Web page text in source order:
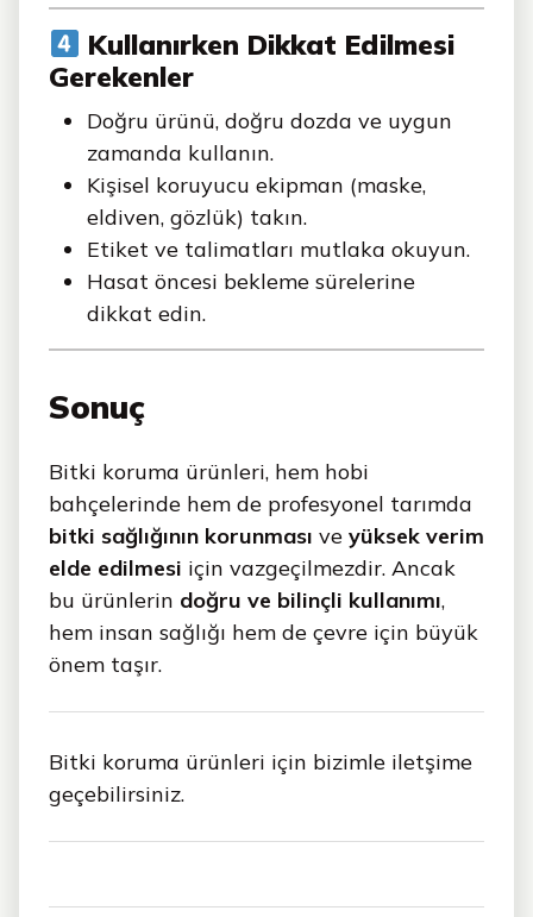
Kullanırken Dikkat Edilmesi
Gerekenler
Doğru ürünü, doğru dozda ve uygun
zamanda kullanın.
Kişisel koruyucu ekipman (maske,
eldiven, gözlük) takın.
Etiket ve talimatları mutlaka okuyun.
Hasat öncesi bekleme sürelerine
dikkat edin.
Sonuç
Bitki koruma ürünleri, hem hobi
bahçelerinde hem de profesyonel tarımda
bitki sağlığının korunması ve yüksek verim
elde edilmesi için vazgeçilmezdir. Ancak
bu ürünlerin doğru ve bilinçli kullanımı,
hem insan sağlığı hem de çevre için büyük
önem taşır.
Bitki koruma ürünleri için bizimle iletşime
geçebilirsiniz.